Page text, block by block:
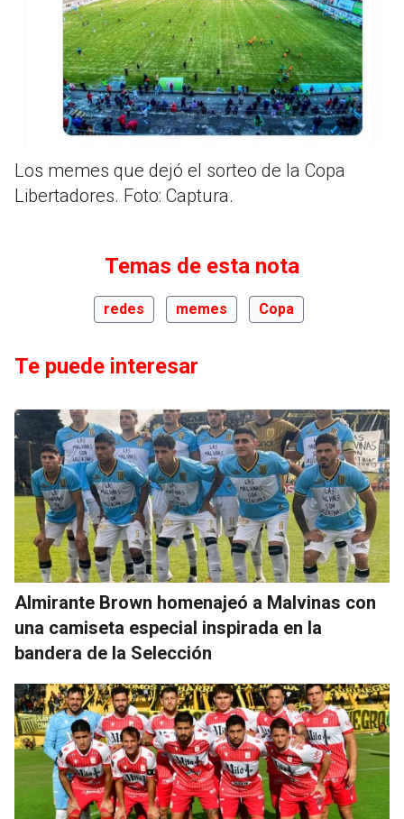
Los memes que dejó el sorteo de la Copa
Libertadores. Foto: Captura.
Temas de esta nota
redes memes Copa
Te puede interesar
Almirante Brown homenajeó a Malvinas con
una camiseta especial inspirada en la
bandera de la Selección